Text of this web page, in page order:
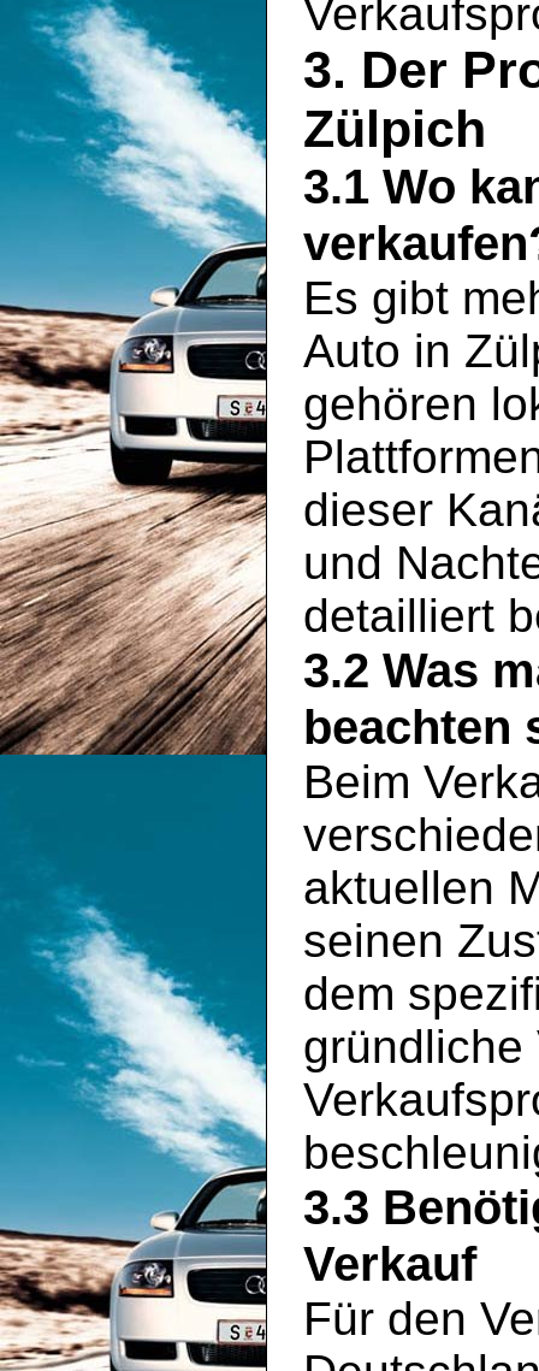
3. Der
Zülpich
3.1 Wo
Es gibt
Auto in
gehören
dieser
und
detailliert
3.2 Was
beachten
Beim
aktuellen
seinen
dem
gründliche
3.3
Verkauf
Für den